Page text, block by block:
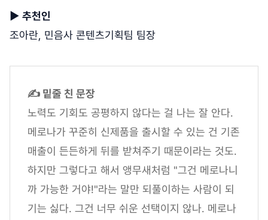
▶ 추천인
조아란, 민음사 콘텐츠기획팀 팀장
✍ 밑줄 친 문장
노력도 기회도 공평하지 않다는 걸 나는 잘 안다.
메로나가 꾸준히 신제품을 출시할 수 있는 건 기존
매출이 든든하게 뒤를 받쳐주기 때문이라는 것도.
하지만 그렇다고 해서 앵무새처럼 "그건 메로나니
까 가능한 거야!"라는 말만 되풀이하는 사람이 되
기는 싫다. 그건 너무 쉬운 선택이지 않나. 메로나